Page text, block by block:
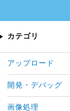
カテゴリ
アップロード
開発・デバッグ
画像処理